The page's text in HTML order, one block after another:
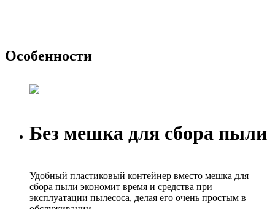
Особенности
Без мешка для сбора пыли
Удобный пластиковый контейнер вместо мешка для
сбора пыли экономит время и средства при
эксплуатации пылесоса, делая его очень простым в